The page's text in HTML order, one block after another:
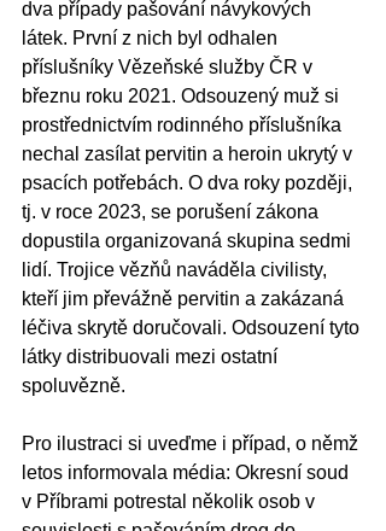
dva případy pašování návykových
látek. První z nich byl odhalen
příslušníky Vězeňské služby ČR v
březnu roku 2021. Odsouzený muž si
prostřednictvím rodinného příslušníka
nechal zasílat pervitin a heroin ukrytý v
psacích potřebách. O dva roky později,
tj. v roce 2023, se porušení zákona
dopustila organizovaná skupina sedmi
lidí. Trojice vězňů naváděla civilisty,
kteří jim převážně pervitin a zakázaná
léčiva skrytě doručovali. Odsouzení tyto
látky distribuovali mezi ostatní
spoluvězně.
Pro ilustraci si uveďme i případ, o němž
letos informovala média: Okresní soud
v Příbrami potrestal několik osob v